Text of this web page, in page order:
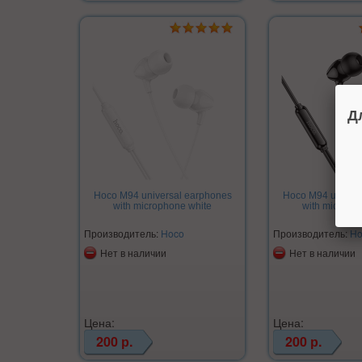
Hoco M94 universal earphones
with microphone white
Производитель: Hoco
Нет в наличии
Цена:
200 р.
Hoco M94
with
Производитель:
Нет в наличии
Цена:
200 р.